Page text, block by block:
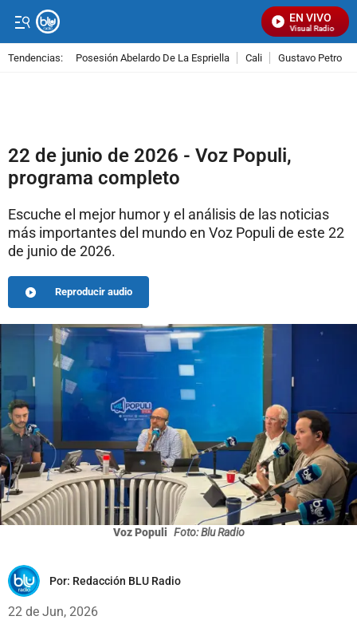
EN VIVO
Señal Visual Radio
Tendencias: Posesión Abelardo De La Espriella Cali Gustavo Petro
22 de junio de 2026 - Voz Populi,
programa completo
Escuche el mejor humor y el análisis de las noticias
más importantes del mundo en Voz Populi de este 22
de junio de 2026.
Reproducir audio
Voz Populi Foto: Blu Radio
Por: Redacción BLU Radio
22 de Jun, 2026